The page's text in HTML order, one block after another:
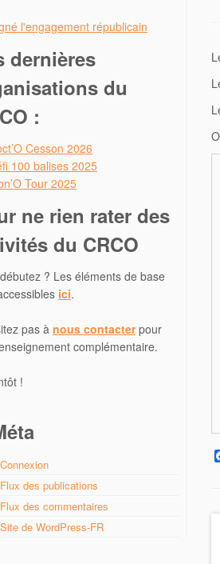
l'engagement républicain
dernières
du
:
Cesson 2026
100 balises 2025
Tour 2025
ne rien rater des
du CRCO
? Les éléments de base
ici.
pas à nous contacterpour
complémentaire.
!
Connexion
Flux des publications
Flux des commentaires
Site de WordPress-FR